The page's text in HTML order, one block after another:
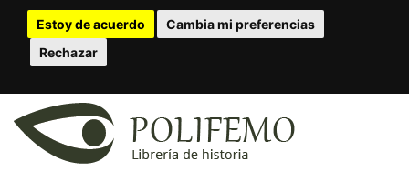
Estoy de acuerdo
Cambia mi preferencias
Rechazar